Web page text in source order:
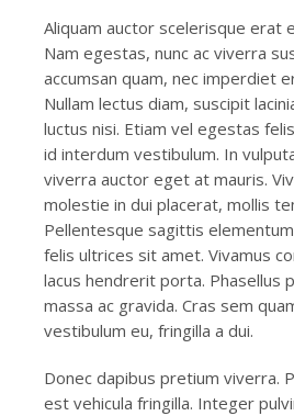
Aliquam auctor scelerisque erat
Nam egestas, nunc ac viverra
accumsan quam, nec imperdiet
Nullam lectus diam, suscipit
luctus nisi. Etiam vel egestas
id interdum vestibulum. In
viverra auctor eget at mauris.
molestie in dui placerat, mollis
Pellentesque sagittis
felis ultrices sit amet. Vivamus
lacus hendrerit porta. Phasellus
massa ac gravida. Cras sem
vestibulum eu, fringilla a dui.
Donec dapibus pretium viverra.
est vehicula fringilla. Integer